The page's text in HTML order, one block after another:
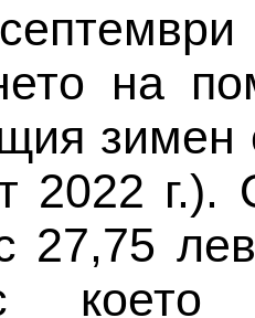
на
зимен
2022
27,75
което